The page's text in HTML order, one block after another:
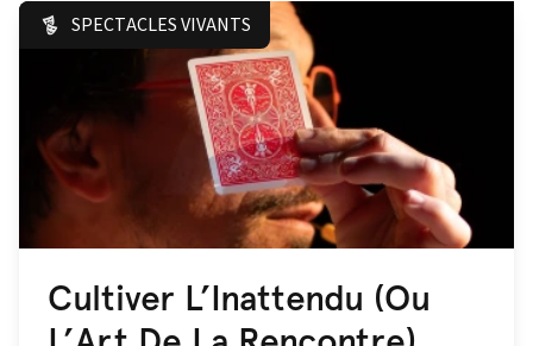
SPECTACLES VIVANTS
Cultiver L’Inattendu (Ou